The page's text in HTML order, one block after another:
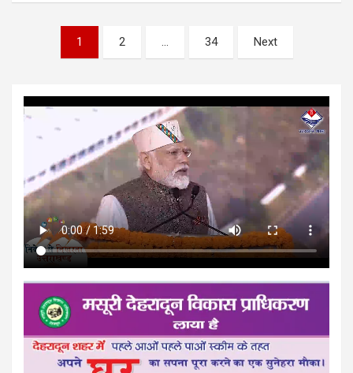
pagination
1 2 … 34 Next